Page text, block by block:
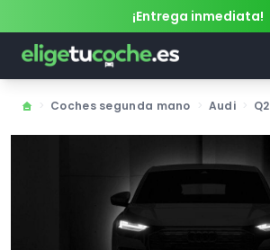
¡Entrega inmediata!
Coches segunda mano Audi Q2